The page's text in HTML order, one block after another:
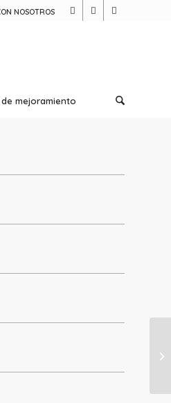
NOSOTROS
mejoramiento